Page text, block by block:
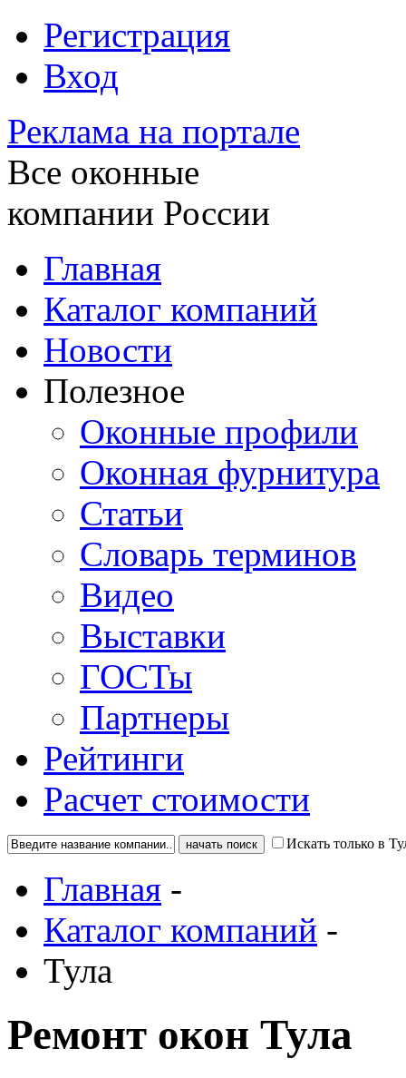
Регистрация
Вход
Реклама на портале
Все оконные
компании России
Главная
Каталог компаний
Новости
Полезное
Оконные профили
Оконная фурнитура
Статьи
Словарь терминов
Видео
Выставки
ГОСТы
Партнеры
Рейтинги
Расчет стоимости
Искать только в
Главная -
Каталог компаний -
Тула
Ремонт окон Тула